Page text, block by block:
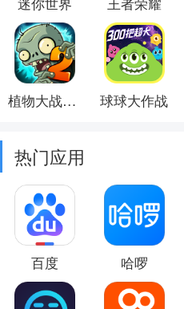
植物大战僵尸2 球球大作战
热门应用
百度 哈啰